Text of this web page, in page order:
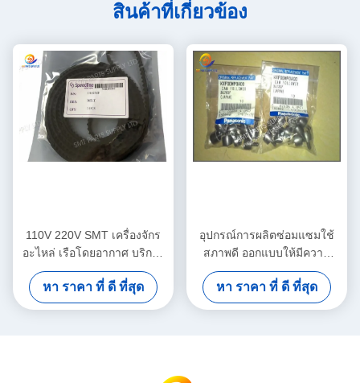
สินค้าที่เกี่ยวข้อง
110V 220V SMT เครื่องจักร
อะไหล่ เรือโดยอากาศ บริการ
สอนสนามบูรณาการสนับสนุน
กระบวนการผลิต PCB ที่
ก้าวหน้า
หา ราคา ที่ ดี ที่สุด
อุปกรณ์การผลิตซ่อมแซมใช้
สภาพดี ออกแบบให้มีความ
แม่นยําและผลิตอย่างต่อเนื่อง
ในสายการผลิต
หา ราคา ที่ ดี ที่สุด